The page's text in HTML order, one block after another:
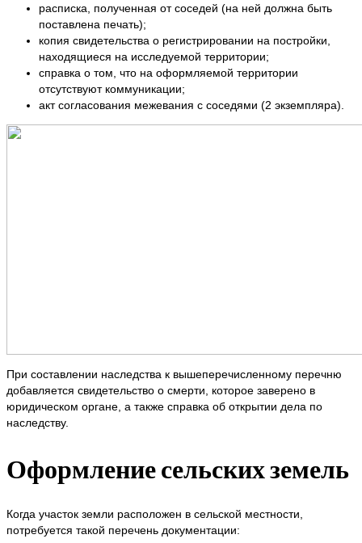
расписка, полученная от соседей (на ней должна быть
поставлена печать);
копия свидетельства о регистрировании на постройки,
находящиеся на исследуемой территории;
справка о том, что на оформляемой территории
отсутствуют коммуникации;
акт согласования межевания с соседями (2 экземпляра).
При составлении наследства к вышеперечисленному перечню
добавляется свидетельство о смерти, которое заверено в
юридическом органе, а также справка об открытии дела по
наследству.
Оформление сельских земель
Когда участок земли расположен в сельской местности,
потребуется такой перечень документации: